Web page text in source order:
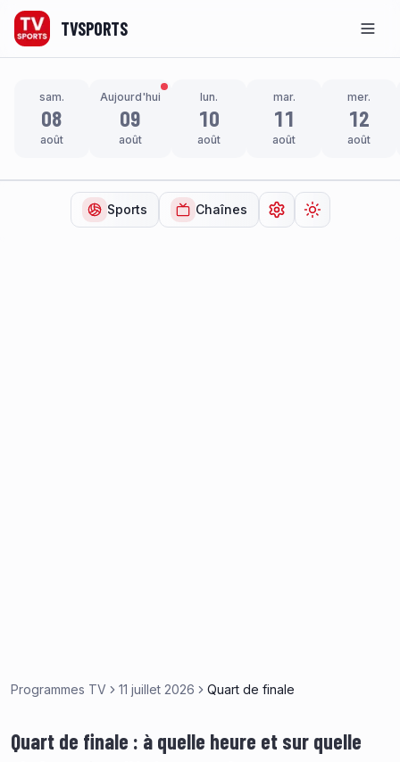
TVSPORTS
sam.
08
août
Aujourd'hui
09
août
lun.
10
août
mar.
11
août
mer.
12
août
Sports Chaînes Ouvrir lesChanger de
Programmes TV 11 juillet 2026 Quart de finale
Quart de finale : à quelle heure et sur quelle